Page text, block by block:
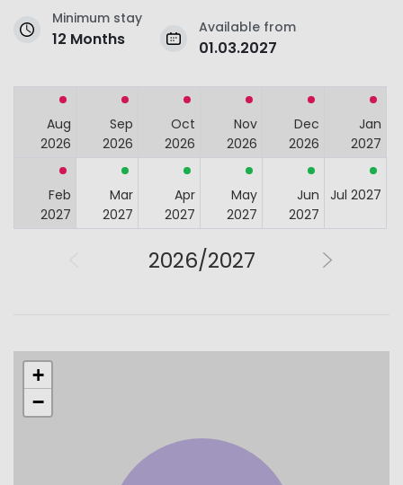
Minimum stay
12 Months
Available from
01.03.2027
Aug
2026
Sep
2026
Oct
2026
Nov
2026
Dec
2026
Jan
2027
Feb
2027
Mar
2027
Apr
2027
May
2027
Jun
2027
Jul 2027
2026/2027
+
−